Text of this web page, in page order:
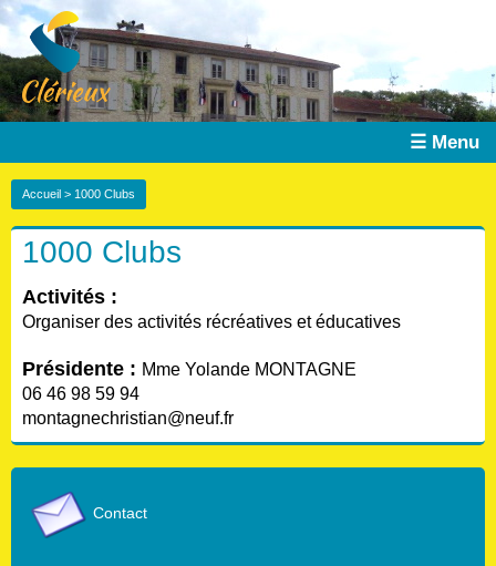
☰ Menu
Accueil > 1000 Clubs
1000 Clubs
Activités :
Organiser des activités récréatives et éducatives
Présidente : Mme Yolande MONTAGNE
06 46 98 59 94
montagnechristian@neuf.fr
Contact